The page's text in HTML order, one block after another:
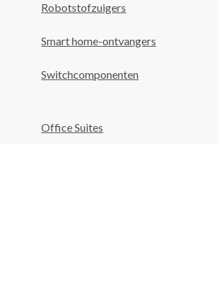
Robotstofzuigers
Smart home-ontvangers
Switchcomponenten
Office Suites